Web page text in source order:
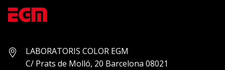
LABORATORIS COLOR EGM
C/ Prats de Molló, 20 Barcelona 08021